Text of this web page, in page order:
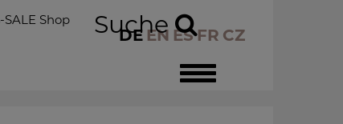
Toggle
navigation
DE EN ESFR CZ
SALE Shop Suche